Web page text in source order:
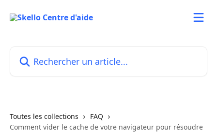
Toutes les collections
FAQ
Comment vider le cache de votre navigateur pour résoudre